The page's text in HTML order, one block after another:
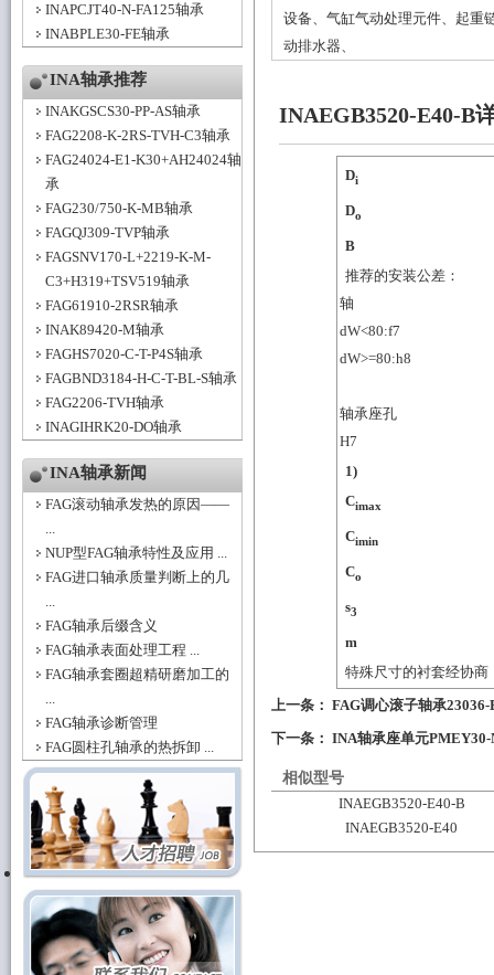
INAPCJT40-N-FA125轴承
INABPLE30-FE轴承
INA轴承推荐
INAKGSCS30-PP-AS轴承
FAG2208-K-2RS-TVH-C3轴承
FAG24024-E1-K30+AH24024轴
承
FAG230/750-K-MB轴承
FAGQJ309-TVP轴承
FAGSNV170-L+2219-K-M-
C3+H319+TSV519轴承
FAG61910-2RSR轴承
INAK89420-M轴承
FAGHS7020-C-T-P4S轴承
FAGBND3184-H-C-T-BL-S轴承
FAG2206-TVH轴承
INAGIHRK20-DO轴承
INA轴承新闻
FAG滚动轴承发热的原因——
...
NUP型FAG轴承特性及应用 ...
FAG进口轴承质量判断上的几
...
FAG轴承后缀含义
FAG轴承表面处理工程 ...
FAG轴承套圈超精研磨加工的
...
FAG轴承诊断管理
FAG圆柱孔轴承的热拆卸 ...
设备、气缸气动处理元件、起重
动排水器、
INAEGB3520-E40-B
Di
Do
B
推荐的安装公差：
轴
dW<80:f7
dW>=80:h8
轴承座孔
H7
1)
Cimax
Cimin
Co
s3
m
特殊尺寸的衬套经协商
上一条： FAG调心滚子轴承
下一条： INA轴承座单元PMEY30-
相似型号
INAEGB3520-E40-B
INAEGB3520-E40